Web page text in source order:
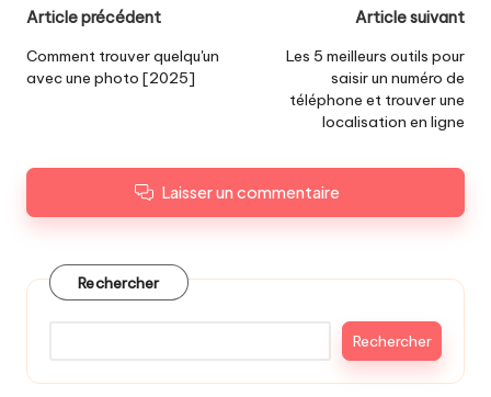
Navigation
des
articles
Article précédent
Comment trouver quelqu'un
avec une photo [2025]
Article suivant
Les 5 meilleurs outils pour
saisir un numéro de
téléphone et trouver une
localisation en ligne
Laisser un commentaire
Rechercher
Rechercher